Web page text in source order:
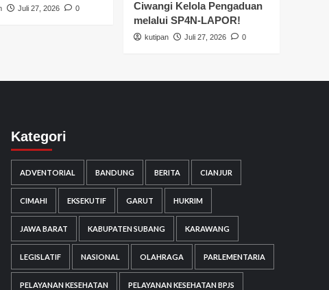
Juli 27, 2026 0
Ciwangi Kelola Pengaduan
melalui SP4N-LAPOR!
kutipan Juli 27, 2026 0
Kategori
ADVENTORIAL BANDUNG BERITA CIANJUR
CIMAHI EKSEKUTIF GARUT HUKRIM
JAWA BARAT KABUPATEN SUBANG KARAWANG
LEGISLATIF NASIONAL OLAHRAGA PARLEMENTARIA
PELAYANAN KESEHATAN PELAYANAN KESEHATAN BPJS